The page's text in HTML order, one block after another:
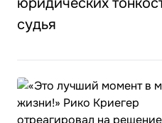
судья